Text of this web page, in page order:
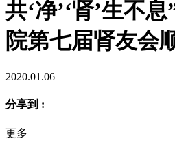
共‘净’‘肾’生不
院第七届肾友会
2020.01.06
分享到 :
更多